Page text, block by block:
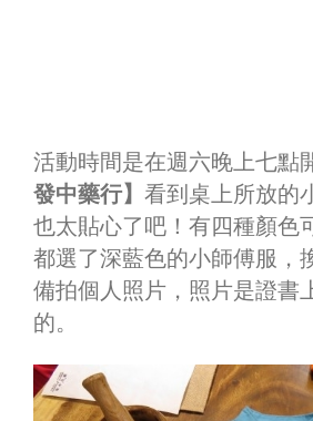
活動時間是在週六晚上七點
發中藥行】 看到桌上所放的
也太貼心了吧！有四種顏色
都選了深藍色的小師傅服，
備拍個人照片，照片是證書
的。